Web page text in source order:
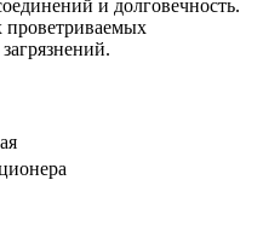
и долговечность.
проветриваемых